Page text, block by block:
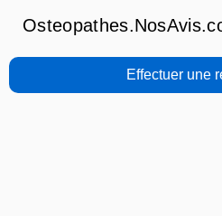
Effectuer une